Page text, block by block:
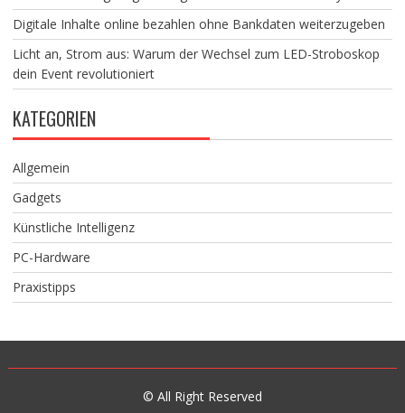
Digitale Inhalte online bezahlen ohne Bankdaten weiterzugeben
Licht an, Strom aus: Warum der Wechsel zum LED-Stroboskop
dein Event revolutioniert
KATEGORIEN
Allgemein
Gadgets
Künstliche Intelligenz
PC-Hardware
Praxistipps
© All Right Reserved